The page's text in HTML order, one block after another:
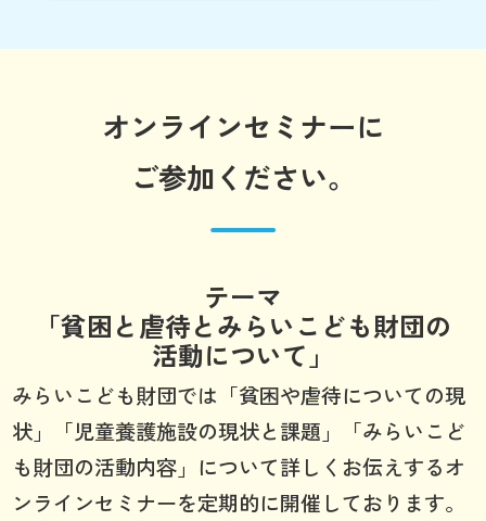
オンラインセミナーに
ご参加ください。
テーマ
「貧困と虐待とみらいこども財団の
活動について」
みらいこども財団では「貧困や虐待についての現
状」「児童養護施設の現状と課題」「みらいこど
も財団の活動内容」について詳しくお伝えするオ
ンラインセミナーを定期的に開催しております。